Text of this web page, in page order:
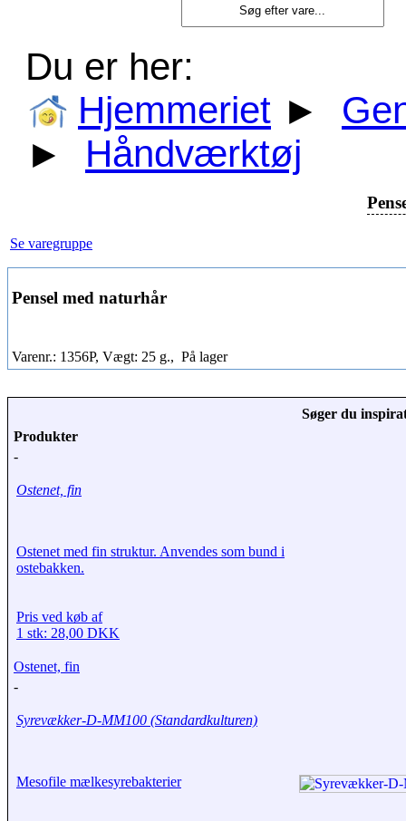
Du er her:
Hjemmeriet ►
►
Håndværktøj
Se varegruppe
Pensel med naturhår
Varenr.: 1356P, Vægt: 25 g., På lager
Søger du
Produkter
-
Ostenet, fin
Ostenet med fin struktur. Anvendes som bund i
ostebakken.
Pris ved køb af
1 stk: 28,00 DKK
Ostenet, fin
-
Syrevækker-D-MM100 (Standardkulturen)
Mesofile mælkesyrebakterier